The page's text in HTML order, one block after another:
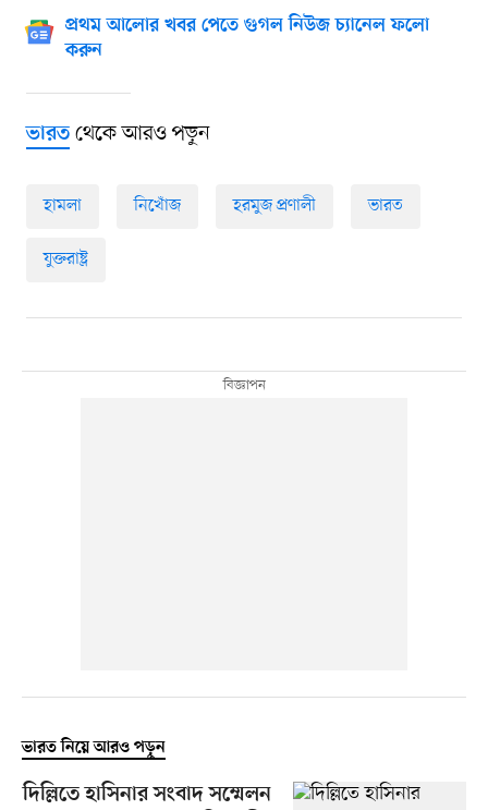
প্রথম আলোর খবর পেতে গুগল নিউজ চ্যানেল ফলো
করুন
ভারতথেকে আরও পড়ুন
হামলা নিখোঁজ হরমুজ প্রণালী ভারত
যুক্তরাষ্ট্র
ভারত নিয়ে আরও পড়ুন
দিল্লিতে হাসিনার সংবাদ সম্মেলন